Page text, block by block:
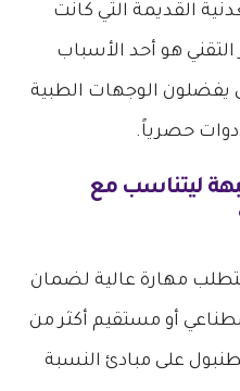
القديمة التي كانت
التقني هو أحد الأسباب
يفضلون الوجهات الطبية
حصرياً.
ليتناسب مع
مهارة عالية لضمان
أو مستقيم أكثر من
على مبادئ النسبة